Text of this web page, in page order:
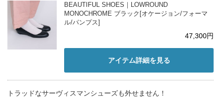
BEAUTIFUL SHOES｜LOWROUND
MONOCHROME ブラック[オケージョン/フォーマ
ル/パンプス]
47,300円
アイテム詳細を見る
トラッドなサーヴィスマンシューズも外せません！